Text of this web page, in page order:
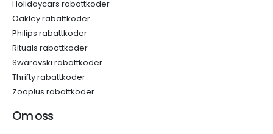
Holidaycars rabattkoder
Oakley rabattkoder
Philips rabattkoder
Rituals rabattkoder
Swarovski rabattkoder
Thrifty rabattkoder
Zooplus rabattkoder
Om oss